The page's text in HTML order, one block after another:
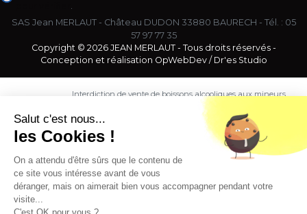
.
SAS Jean MERLAUT - Château DUDON 33880 BAURECH - Tél. : 05
57 97 77 35
Copyright © 2026 JEAN MERLAUT - Tous droits réservés -
Conception et réalisation OpWebDev/ Dr'es Studio
Interdiction de vente de boissons alcooliques aux mineurs
est exigée au moment de la vente en ligne.
CODE DE LA SANTE PUBLIQUE, ART. L. 3342-1 et L. 3353-3
L'abus d'alcool est dangereux pour la santé. Sachez
Salut c'est nous...
les Cookies !
On a attendu d'être sûrs que le contenu de
ce site vous intéresse avant de vous
déranger, mais on aimerait bien vous accompagner pendant votre
visite...
C'est OK pour vous ?